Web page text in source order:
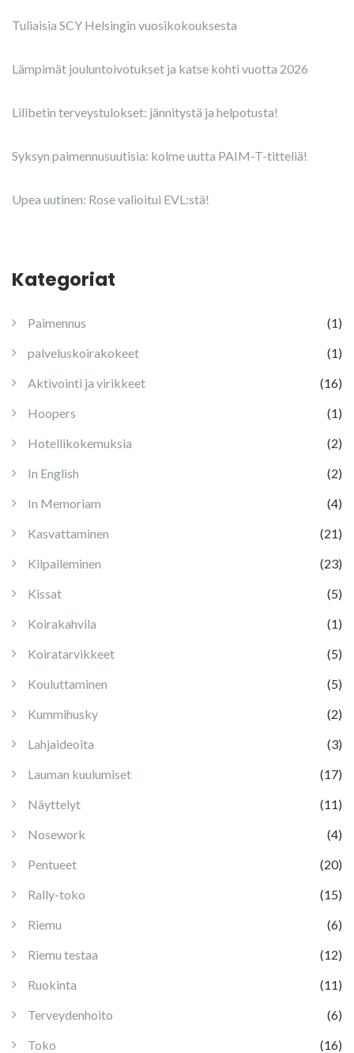
Tuliaisia SCY Helsingin vuosikokouksesta
Lämpimät jouluntoivotukset ja katse kohti vuotta 2026
Lilibetin terveystulokset: jännitystä ja helpotusta!
Syksyn paimennusuutisia: kolme uutta PAIM-T-titteliä!
Upea uutinen: Rose valioitui EVL:stä!
Kategoriat
Paimennus
(1)
palveluskoirakokeet
(1)
Aktivointi ja virikkeet
(16)
Hoopers
(1)
Hotellikokemuksia
(2)
In English
(2)
In Memoriam
(4)
Kasvattaminen
(21)
Kilpaileminen
(23)
Kissat
(5)
Koirakahvila
(1)
Koiratarvikkeet
(5)
Kouluttaminen
(5)
Kummihusky
(2)
Lahjaideoita
(3)
Lauman kuulumiset
(17)
Näyttelyt
(11)
Nosework
(4)
Pentueet
(20)
Rally-toko
(15)
Riemu
(6)
Riemu testaa
(12)
Ruokinta
(11)
Terveydenhoito
(6)
Toko
(16)